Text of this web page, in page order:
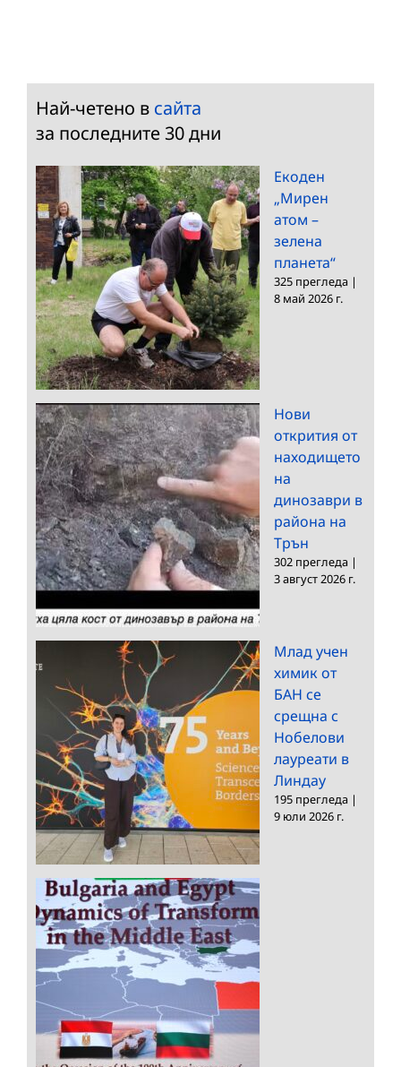
Най-четено в сайта
за последните 30 дни
Екоден
„Мирен
атом –
зелена
планета“
325 прегледа |
8 май 2026 г.
Нови
открития от
находището
на
динозаври в
района на
Трън
302 прегледа |
3 август 2026 г.
Млад учен
химик от
БАН се
срещна с
Нобелови
лауреати в
Линдау
195 прегледа |
9 юли 2026 г.